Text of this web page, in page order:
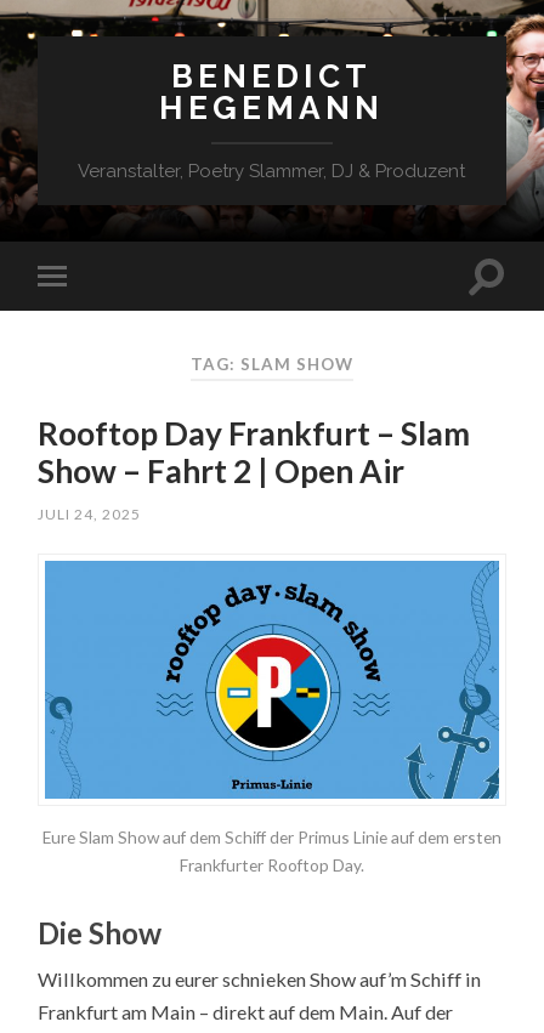
BENEDICT
HEGEMANN
Veranstalter, Poetry Slammer, DJ & Produzent
TAG: SLAM SHOW
Rooftop Day Frankfurt – Slam
Show – Fahrt 2 | Open Air
JULI 24, 2025
Eure Slam Show auf dem Schiff der Primus Linie auf dem ersten
Frankfurter Rooftop Day.
Die Show
Willkommen zu eurer schnieken Show auf’m Schiff in
Frankfurt am Main – direkt auf dem Main. Auf der